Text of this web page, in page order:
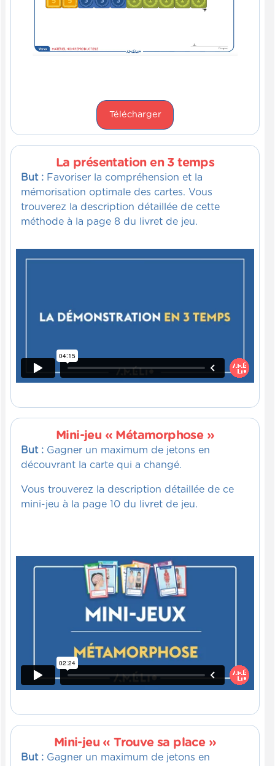
Télécharger
La présentation en 3 temps
But : Favoriser la compréhension et la
mémorisation optimale des cartes. Vous
trouverez la description détaillée de cette
méthode à la page 8 du livret de jeu.
Mini-jeu « Métamorphose »
But : Gagner un maximum de jetons en
découvrant la carte qui a changé.
Vous trouverez la description détaillée de ce
mini-jeu à la page 10 du livret de jeu.
Mini-jeu « Trouve sa place »
But : Gagner un maximum de jetons en